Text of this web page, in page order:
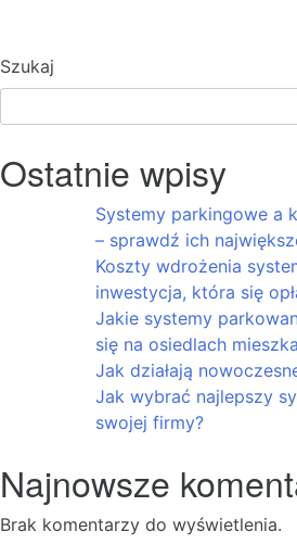
po
wpisach
Szukaj
Ostatnie wpisy
Systemy parkingowe a
– sprawdź ich
Koszty wdrożenia
inwestycja, która się
Jakie systemy
się na osiedlach
Jak działają
Jak wybrać najlepszy
swojej firmy?
Najnowsze
Brak komentarzy do wyświetlenia.